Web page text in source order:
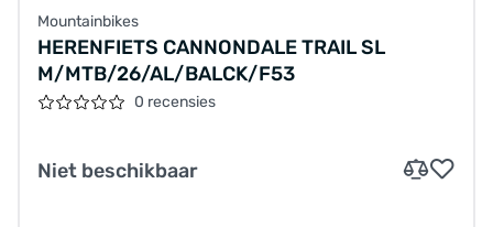
Mountainbikes
HERENFIETS CANNONDALE TRAIL SL
M/MTB/26/AL/BALCK/F53
0 recensies
Niet beschikbaar